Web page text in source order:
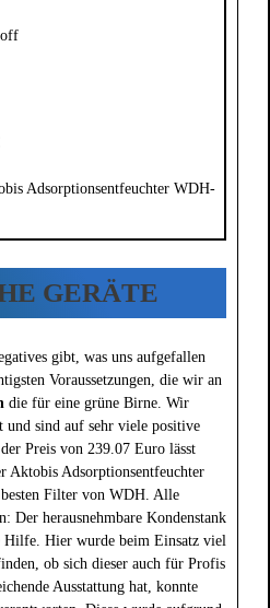
Adsorptionsentfeuchter WDH-
GERÄTE
gibt, was uns aufgefallen
Voraussetzungen, die wir an
die für eine grüne Birne. Wir
und sind auf sehr viele positive
Preis von 239.07 Euro lässt
Aktobis Adsorptionsentfeuchter
Filter von WDH. Alle
Der herausnehmbare Kondenstank
Hier wurde beim Einsatz viel
ob sich dieser auch für Profis
Ausstattung hat, konnte